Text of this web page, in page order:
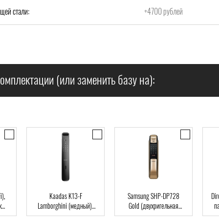
стали: +4700 рублей
(или заменить базу на):
Kaadas K13-F
Lamborghini (медный),
Автомат, Face-ID,
Samsung SHP-DP728
Gold (двухригельная
врезная часть), Автомат,